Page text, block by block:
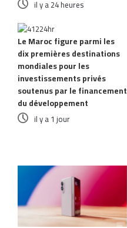
il y a 24 heures
Le Maroc figure parmi les
dix premières destinations
mondiales pour les
investissements privés
soutenus par le financement
du développement
il y a 1 jour